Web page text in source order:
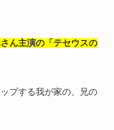
ん主演の「テセウスの
プする我が家の、兄の